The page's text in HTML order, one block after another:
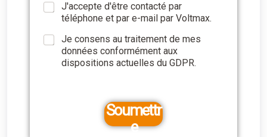
J'accepte d'être contacté par
téléphone et par e-mail par Voltmax.
Je consens au traitement de mes
données conformément aux
dispositions actuelles du GDPR.
Soumettr
e